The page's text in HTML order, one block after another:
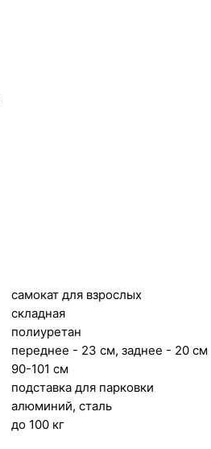
самокат для взрослых
складная
полиуретан
переднее - 23 см, заднее - 20 см
90-101 см
подставка для парковки
алюминий, сталь
до 100 кг